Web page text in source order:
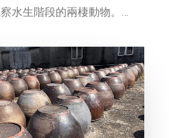
水生階段的兩棲動物。…